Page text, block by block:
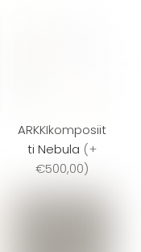
ARKKIkomposiit
ti Nebula (+
€500,00)